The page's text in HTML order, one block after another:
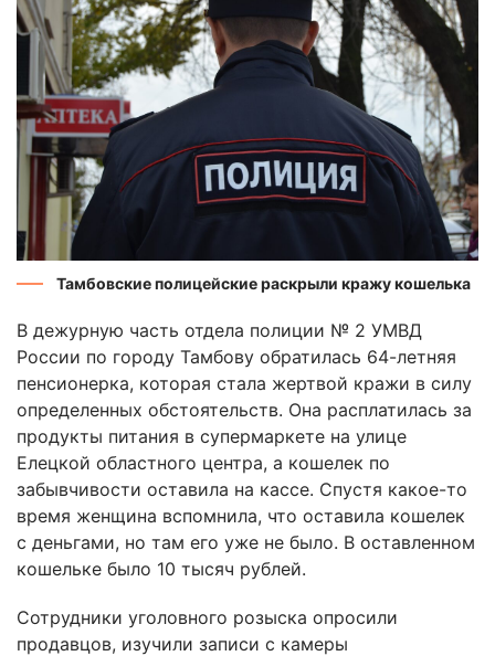
Тамбовские полицейские раскрыли кражу кошелька
В дежурную часть отдела полиции № 2 УМВД
России по городу Тамбову обратилась 64-летняя
пенсионерка, которая стала жертвой кражи в силу
определенных обстоятельств. Она расплатилась за
продукты питания в супермаркете на улице
Елецкой областного центра, а кошелек по
забывчивости оставила на кассе. Спустя какое-то
время женщина вспомнила, что оставила кошелек
с деньгами, но там его уже не было. В оставленном
кошельке было 10 тысяч рублей.
Сотрудники уголовного розыска опросили
продавцов, изучили записи с камеры